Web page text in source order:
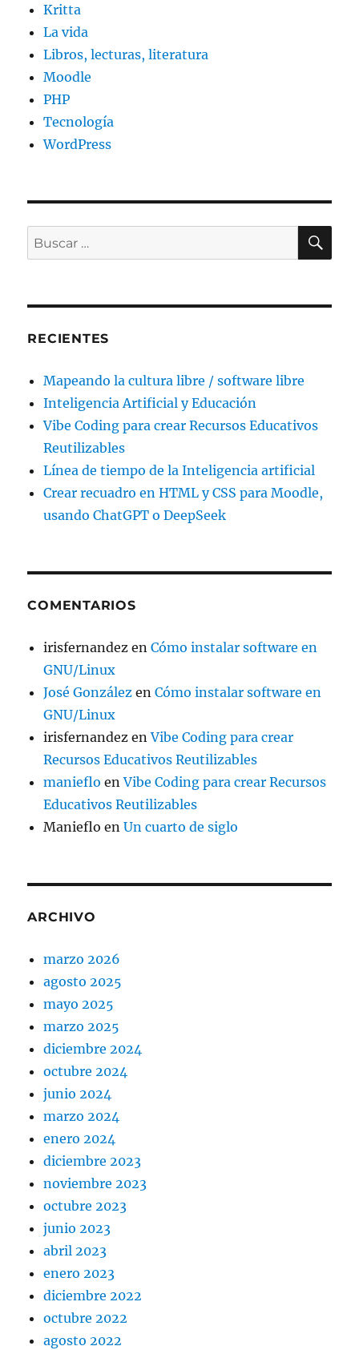
Kritta
La vida
Libros, lecturas, literatura
Moodle
PHP
Tecnología
WordPress
Buscar
por:
RECIENTES
Mapeando la cultura libre / software libre
Inteligencia Artificial y Educación
Vibe Coding para crear Recursos Educativos
Reutilizables
Línea de tiempo de la Inteligencia artificial
Crear recuadro en HTML y CSS para Moodle,
usando ChatGPT o DeepSeek
COMENTARIOS
irisfernandez enCómo instalar software en
GNU/Linux
José González enCómo instalar software en
GNU/Linux
irisfernandez enVibe Coding para crear
Recursos Educativos Reutilizables
manieflo enVibe Coding para crear Recursos
Educativos Reutilizables
Manieflo enUn cuarto de siglo
ARCHIVO
marzo 2026
agosto 2025
mayo 2025
marzo 2025
diciembre 2024
octubre 2024
junio 2024
marzo 2024
enero 2024
diciembre 2023
noviembre 2023
octubre 2023
junio 2023
abril 2023
enero 2023
diciembre 2022
octubre 2022
agosto 2022